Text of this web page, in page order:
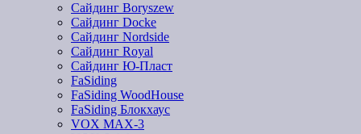
Сайдинг Boryszew
Сайдинг Docke
Сайдинг Nordside
Сайдинг Royal
Сайдинг Ю-Пласт
FaSiding
FaSiding WoodHouse
FaSiding Блокхаус
VOX MAX-3